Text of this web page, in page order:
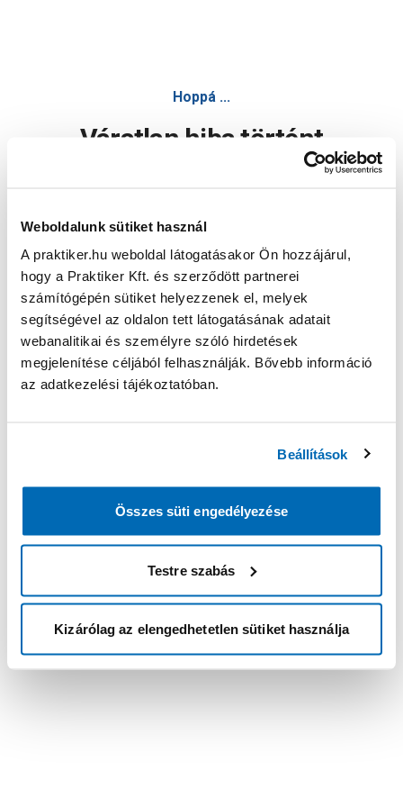
Weboldalunk sütiket használ
A praktiker.hu weboldal látogatásakor Ön hozzájárul,
hogy a Praktiker Kft. és szerződött partnerei
számítógépén sütiket helyezzenek el, melyek
segítségével az oldalon tett látogatásának adatait
webanalitikai és személyre szóló hirdetések
megjelenítése céljából felhasználják. Bővebb információ
az adatkezelési tájékoztatóban.
Beállítások
Összes süti engedélyezése
Testre szabás
Kizárólag az elengedhetetlen sütiket használja
Hoppá ...
Váratlan hiba történt
Oldal újratöltése